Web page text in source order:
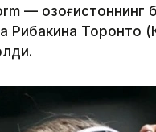
— Қозоғистоннинг
Рибакина Торонто